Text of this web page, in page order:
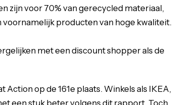
zijn voor 70% van gerecycled materiaal,
producten van hoge kwaliteit.
met een discount shopper als de
Action op de 161e plaats. Winkels als IKEA,
een stuk beter volgens dit rapport. Toch